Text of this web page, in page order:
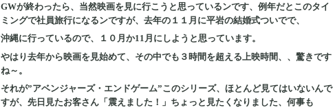
GWが終わったら、当然映画を見に行こうと思っているンです、例年だとこのタイ
ミングで社員旅行になるンですが、去年の１１月に平岩の結婚式ついでで、
沖縄に行っているので、１０月か11月にしようと思っています。
やはり去年から映画を見始めて、その中でも３時間を超える上映時間、、驚きです
ね～。
それが”アベンジャーズ・エンドゲーム”このシリーズ、ほとんど見てはいないんで
すが、先日見たお客さん「震えました！」ちょっと見たくなりました、何事も